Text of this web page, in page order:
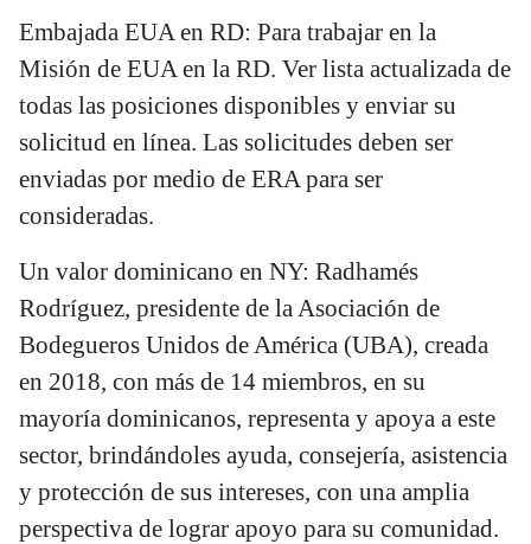
Embajada EUA en RD: Para trabajar en la
Misión de EUA en la RD. Ver lista actualizada de
todas las posiciones disponibles y enviar su
solicitud en línea. Las solicitudes deben ser
enviadas por medio de ERA para ser
consideradas.
Un valor dominicano en NY: Radhamés
Rodríguez, presidente de la Asociación de
Bodegueros Unidos de América (UBA), creada
en 2018, con más de 14 miembros, en su
mayoría dominicanos, representa y apoya a este
sector, brindándoles ayuda, consejería, asistencia
y protección de sus intereses, con una amplia
perspectiva de lograr apoyo para su comunidad.